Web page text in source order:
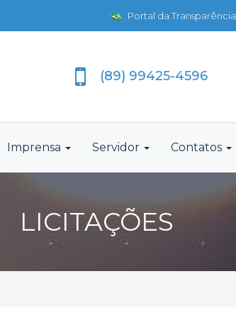
Portal da Transparência
(89) 99425-4596
Imprensa Servidor Contatos
LICITAÇÕES